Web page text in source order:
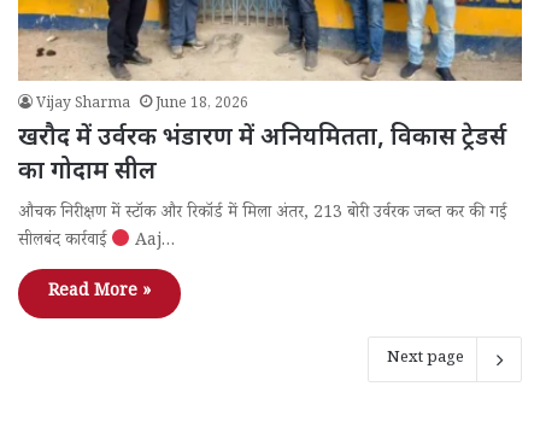
Vijay Sharma June 18, 2026
खरौद में उर्वरक भंडारण में अनियमितता, विकास ट्रेडर्स
का गोदाम सील
औचक निरीक्षण में स्टॉक और रिकॉर्ड में मिला अंतर, 213 बोरी उर्वरक जब्त कर की गई
सीलबंद कार्रवाई
Aaj…
Read More »
Next page